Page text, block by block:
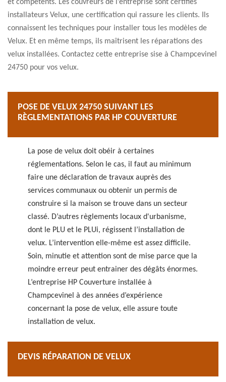
et compétents. Les couvreurs de l’entreprise sont certifiés
installateurs Velux, une certification qui rassure les clients. Ils
connaissent les techniques pour installer tous les modèles de
Velux. Et en même temps, ils maîtrisent les réparations des
velux installées. Contactez cette entreprise sise à Champcevinel
24750 pour vos velux.
POSE DE VELUX 24750 SUIVANT LES
RÈGLEMENTATIONS PAR HP COUVERTURE
La pose de velux doit obéir à certaines
réglementations. Selon le cas, il faut au minimum
faire une déclaration de travaux auprès des
services communaux ou obtenir un permis de
construire si la maison se trouve dans un secteur
classé. D’autres règlements locaux d'urbanisme,
dont le PLU et le PLUi, régissent l’installation de
velux. L’intervention elle-même est assez difficile.
Soin, minutie et attention sont de mise parce que la
moindre erreur peut entrainer des dégâts énormes.
L’entreprise HP Couverture installée à
Champcevinel à des années d’expérience
concernant la pose de velux, elle assure toute
installation de velux.
DEVIS RÉPARATION DE VELUX